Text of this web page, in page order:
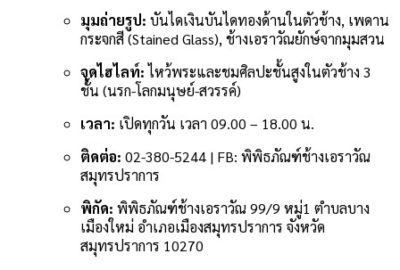
มุมถ่ายรูป: บันไดเงินบันไดทองด้านในตัวช้าง, เพดาน
กระจกสี (Stained Glass), ช้างเอราวัณยักษ์จากมุมสวน
จุดไฮไลท์:ไหว้พระและชมศิลปะชั้นสูงในตัวช้าง 3
ชั้น (นรก-โลกมนุษย์-สวรรค์)
เวลา: เปิดทุกวัน เวลา 09.00 – 18.00 น.
ติดต่อ: 02-380-5244 | FB: พิพิธภัณฑ์ช้างเอราวัณ
สมุทรปราการ
พิกัด: พิพิธภัณฑ์ช้างเอราวัณ 99/9 หมู่1 ตำบลบาง
เมืองใหม่ อำเภอเมืองสมุทรปราการ จังหวัด
สมุทรปราการ 10270